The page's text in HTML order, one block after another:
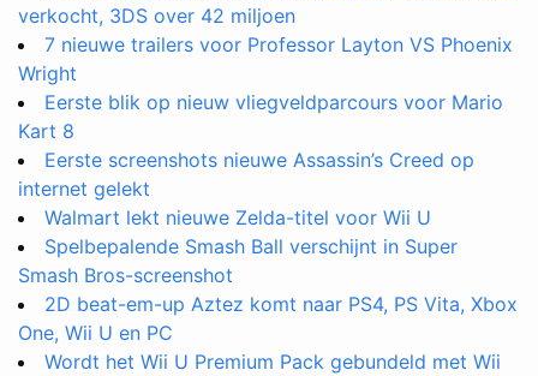
verkocht, 3DS over 42 miljoen
7 nieuwe trailers voor Professor Layton VS Phoenix
Wright
Eerste blik op nieuw vliegveldparcours voor Mario
Kart 8
Eerste screenshots nieuwe Assassin’s Creed op
internet gelekt
Walmart lekt nieuwe Zelda-titel voor Wii U
Spelbepalende Smash Ball verschijnt in Super
Smash Bros-screenshot
2D beat-em-up Aztez komt naar PS4, PS Vita, Xbox
One, Wii U en PC
Wordt het Wii U Premium Pack gebundeld met Wii